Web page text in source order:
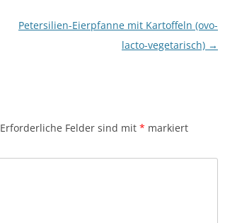
Petersilien-Eierpfanne mit Kartoffeln (ovo-
lacto-vegetarisch) →
Erforderliche Felder sind mit * markiert